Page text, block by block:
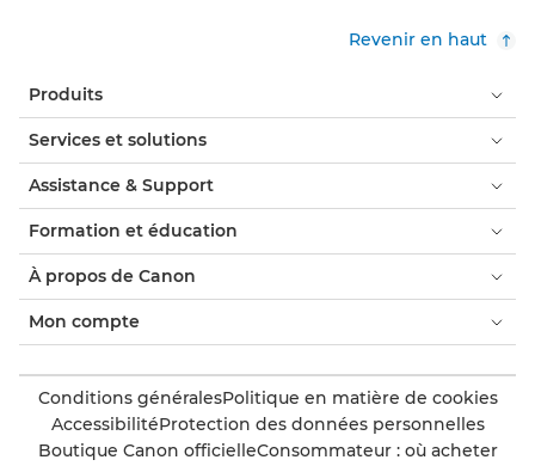
Revenir en haut
Produits
Services et solutions
Assistance & Support
Formation et éducation
À propos de Canon
Mon compte
Conditions généralesPolitique en matière de cookies
AccessibilitéProtection des données personnelles
Boutique Canon officielleConsommateur : où acheter